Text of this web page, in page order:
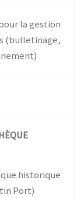
la gestion
(bulletinage,
historique
Port)